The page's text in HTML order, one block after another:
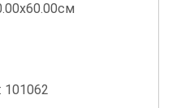
101062